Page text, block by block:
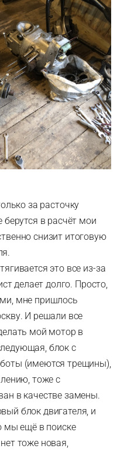
за расточку
в расчёт мои
снизит итоговую
это все из-за
делает долго. Просто,
мне пришлось
И решали все
мой мотор в
блок с
(имеются трещины),
тоже с
в качестве замены.
блок двигателя, и
мы ещё в поиске
тоже новая,